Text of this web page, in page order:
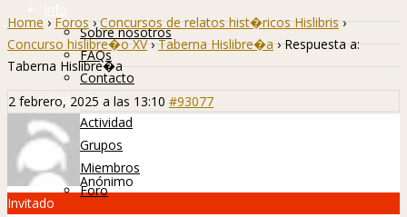
Info
Sobre nosotros
FAQs
Contacto
Hislibreños
Actividad
Grupos
Miembros
Foro
Home › Foros › Concursos de relatos hist�ricos Hislibris ›
Concurso hislibre�o XV › Taberna Hislibre�a › Respuesta a:
Taberna Hislibre�a
2 febrero, 2025 a las 13:10 #93077
Anónimo
Invitado